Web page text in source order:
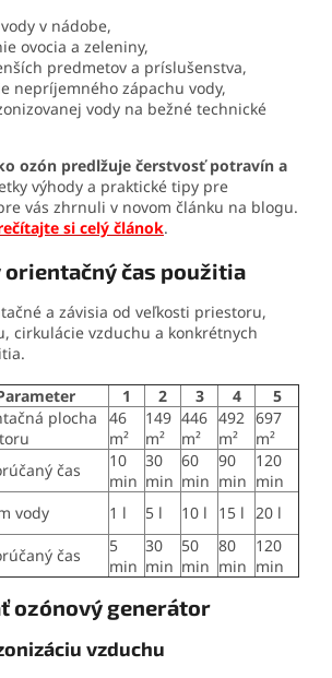
v nádobe,
ovocia a zeleniny,
predmetov a príslušenstva,
nepríjemného zápachu vody,
vody na bežné technické
ozón predlžuje čerstvosť potravín a
výhody a praktické tipy pre
vás zhrnuli v novom článku na blogu.
si celý článok.
orientačný čas použitia
a závisia od veľkosti priestoru,
cirkulácie vzduchu a konkrétnych
1 2 3 4
5
plocha
46
m²
149
m²
446
m²
492
m²
697
m²
čas
10
min
30
min
60
min
90
min
120
min
vody 1 l 5 l 10 l 15 l
20 l
čas
5
min
30
min
50
min
80
min
120
min
ozónový generátor
vzduchu